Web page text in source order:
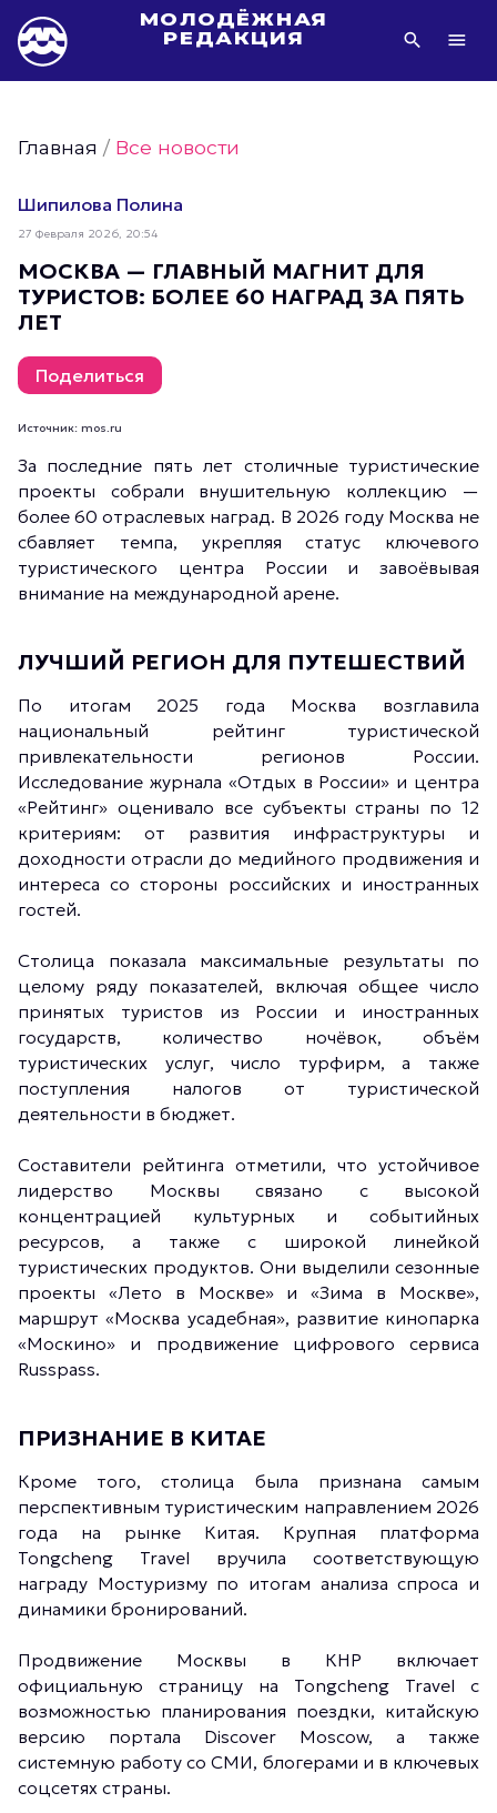
МОЛОДЁЖНАЯ
РЕДАКЦИЯ
Фото Молодёжи Москвы
Фотогалереи Молодёжи Москвы
Статьи Молодёжи Москвы
Молодёжь Москвы культурная
Молодёжь Москвы спортивная
Молодёжь Москвы в движении
Молодёжь Москвы здоровая
Молодёжь Москвы профессиональная
Молодёжь Москвы туристическая
Все новости
Главная /Все новости
Шипилова Полина
27 Февраля 2026, 20:54
МОСКВА — ГЛАВНЫЙ МАГНИТ ДЛЯ
ТУРИСТОВ: БОЛЕЕ 60 НАГРАД ЗА ПЯТЬ
ЛЕТ
Поделиться
Источник: mos.ru
За последние пять лет столичные туристические
проекты собрали внушительную коллекцию —
более 60 отраслевых наград. В 2026 году Москва не
сбавляет темпа, укрепляя статус ключевого
туристического центра России и завоёвывая
внимание на международной арене.
ЛУЧШИЙ РЕГИОН ДЛЯ ПУТЕШЕСТВИЙ
По итогам 2025 года Москва возглавила
национальный рейтинг туристической
привлекательности регионов России.
Исследование журнала «Отдых в России» и центра
«Рейтинг» оценивало все субъекты страны по 12
критериям: от развития инфраструктуры и
доходности отрасли до медийного продвижения и
интереса со стороны российских и иностранных
гостей.
Столица показала максимальные результаты по
целому ряду показателей, включая общее число
принятых туристов из России и иностранных
государств, количество ночёвок, объём
туристических услуг, число турфирм, а также
поступления налогов от туристической
деятельности в бюджет.
Составители рейтинга отметили, что устойчивое
лидерство Москвы связано с высокой
концентрацией культурных и событийных
ресурсов, а также с широкой линейкой
туристических продуктов. Они выделили сезонные
проекты «Лето в Москве» и «Зима в Москве»,
маршрут «Москва усадебная», развитие кинопарка
«Москино» и продвижение цифрового сервиса
Russpass.
ПРИЗНАНИЕ В КИТАЕ
Кроме того, столица была признана самым
перспективным туристическим направлением 2026
года на рынке Китая. Крупная платформа
Tongcheng Travel вручила соответствующую
награду Мостуризму по итогам анализа спроса и
динамики бронирований.
Продвижение Москвы в КНР включает
официальную страницу на Tongcheng Travel с
возможностью планирования поездки, китайскую
версию портала Discover Moscow, а также
системную работу со СМИ, блогерами и в ключевых
соцсетях страны.